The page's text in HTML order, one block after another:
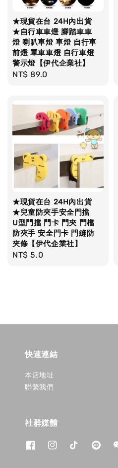
★現貨在台 24H內出貨
★自行車車燈 腳踏車車
燈 喇叭車燈 車燈 自行車
前燈 單車車燈 自行車燈
警示燈【伊代企業社】
Regular
NT$ 89.0
★現貨在台 24H內出貨
★兒童防夾手安全門擋
U型門擋 門卡 門夾 門檔
防夾手 安全門卡 門縫防
夾條【伊代企業社】
Regular
NT$ 5.0
快速連結
本店地址
聯繫我們
社群媒體